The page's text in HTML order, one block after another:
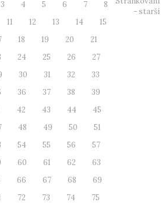
3 4 5 6 7
8
11 12 13 14
15
18 19 20
21
24 25 26
27
30 31 32
33
36 37 38
39
42 43 44
45
48 49 50
51
54 55 56
57
60 61 62
63
66 67 68
69
72 73 74
75
- starší